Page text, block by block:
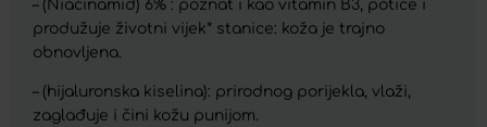
– (Niacinamid) 6% : poznat i kao vitamin B3, potiče i
produžuje životni vijek* stanice: koža je trajno
obnovljena.
– (hijaluronska kiselina): prirodnog porijekla, vlaži,
zaglađuje i čini kožu punijom.